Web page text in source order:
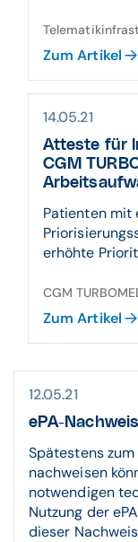
Zum Artikel
14.05.21
Atteste für
CGM
Patienten mit
erhöhte
CGM
Zum Artikel
12.05.21
ePA-
Spätestens zum
nachweisen
notwendigen
Nutzung der
dieser